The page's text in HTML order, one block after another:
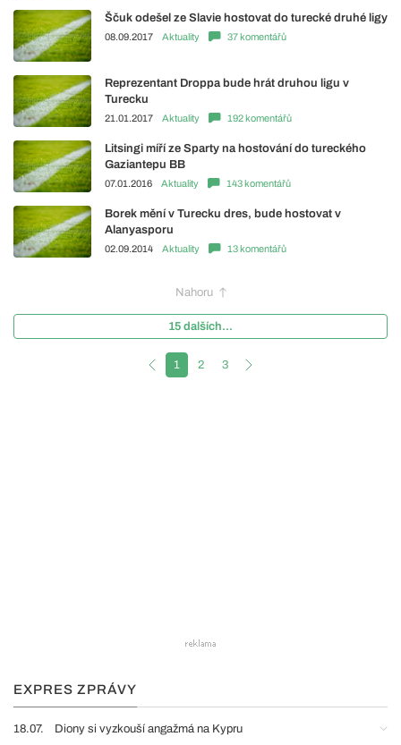
Ščuk odešel ze Slavie hostovat do turecké druhé ligy
08.09.2017 Aktuality 37 komentářů
Reprezentant Droppa bude hrát druhou ligu v
Turecku
21.01.2017 Aktuality 192 komentářů
Litsingi míří ze Sparty na hostování do tureckého
Gaziantepu BB
07.01.2016 Aktuality 143 komentářů
Borek mění v Turecku dres, bude hostovat v
Alanyasporu
02.09.2014 Aktuality 13 komentářů
Nahoru
15 dalších...
1 2 3
EXPRES ZPRÁVY
18.07. Diony si vyzkouší angažmá na Kypru